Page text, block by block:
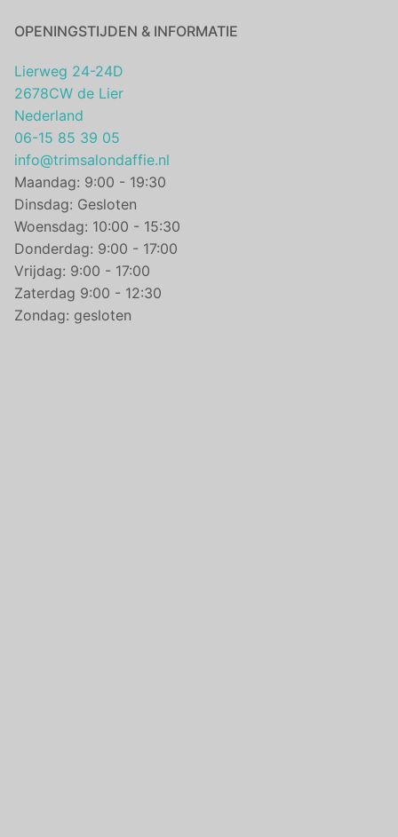
OPENINGSTIJDEN & INFORMATIE
Lierweg 24-24D
2678CW de Lier
Nederland
06-15 85 39 05
info@trimsalondaffie.nl
Maandag: 9:00 - 19:30
Dinsdag: Gesloten
Woensdag: 10:00 - 15:30
Donderdag: 9:00 - 17:00
Vrijdag: 9:00 - 17:00
Zaterdag 9:00 - 12:30
Zondag: gesloten